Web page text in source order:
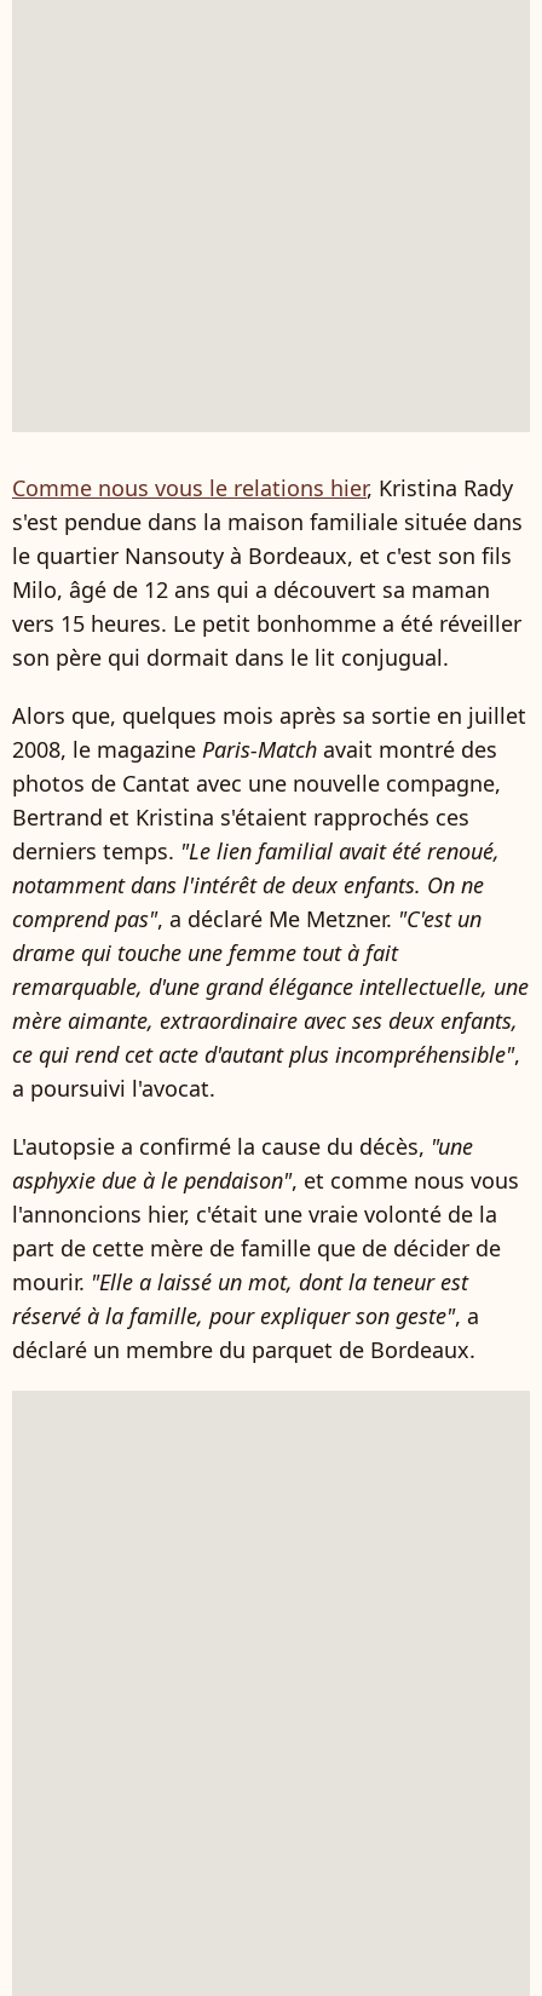
Comme nous vous le relations hier, Kristina Rady
s'est pendue dans la maison familiale située dans
le quartier Nansouty à Bordeaux, et c'est son fils
Milo, âgé de 12 ans qui a découvert sa maman
vers 15 heures. Le petit bonhomme a été réveiller
son père qui dormait dans le lit conjugual.
Alors que, quelques mois après sa sortie en juillet
2008, le magazine Paris-Match avait montré des
photos de Cantat avec une nouvelle compagne,
Bertrand et Kristina s'étaient rapprochés ces
derniers temps. "Le lien familial avait été renoué,
notamment dans l'intérêt de deux enfants. On ne
comprend pas", a déclaré Me Metzner. "C'est un
drame qui touche une femme tout à fait
remarquable, d'une grand élégance intellectuelle, une
mère aimante, extraordinaire avec ses deux enfants,
ce qui rend cet acte d'autant plus incompréhensible",
a poursuivi l'avocat.
L'autopsie a confirmé la cause du décès, "une
asphyxie due à le pendaison", et comme nous vous
l'annoncions hier, c'était une vraie volonté de la
part de cette mère de famille que de décider de
mourir. "Elle a laissé un mot, dont la teneur est
réservé à la famille, pour expliquer son geste", a
déclaré un membre du parquet de Bordeaux.